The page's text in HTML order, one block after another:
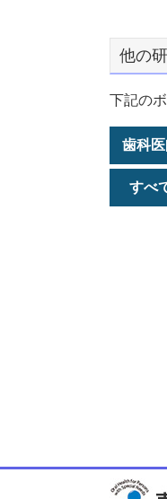
他の
下記の
歯科
すべ